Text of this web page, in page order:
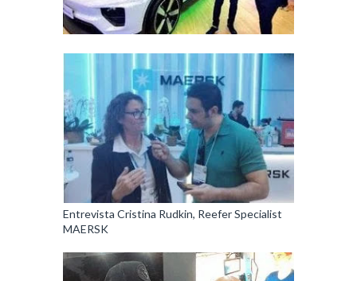
Entrevista Cristina Rudkin, Reefer Specialist
MAERSK